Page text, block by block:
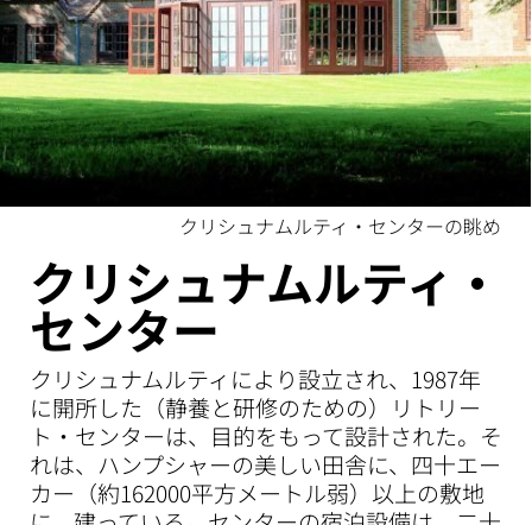
クリシュナムルティ・センターの眺め
クリシュナムルティ・
センター
クリシュナムルティにより設立され、1987年
に開所した（静養と研修のための）リトリー
ト・センターは、目的をもって設計された。そ
れは、ハンプシャーの美しい田舎に、四十エー
カー（約162000平方メートル弱）以上の敷地